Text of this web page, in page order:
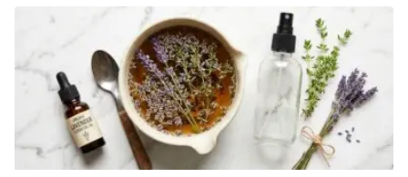
Repor... : The Journal of Nervous and Mental Disease.
(n.d.). Retrieved December 9, 2020, from
https://journals.lww.com/jonmd/Abstract/2015/02000/
Jathar, P., Panse, A. M., Jathar, M., & Gawali, P. N. (n.d.).
Syndrome: Disorder of Self-mutilating Behavior
International Journal of Clinical Pediatric Dentistry. Int J Clin
Pediatr Dent, 9(2), 139–142. https://doi.org/10.5005/jp-